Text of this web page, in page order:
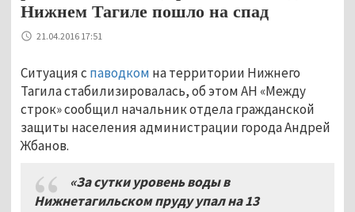
Нижнем Тагиле пошло на спад
21.04.2016 17:51
Ситуация с паводком на территории Нижнего
Тагила стабилизировалась, об этом АН «Между
строк»сообщил начальник отдела гражданской
защиты населения администрации города Андрей
Жбанов.
«За сутки уровень воды в
Нижнетагильском пруду упал на 13